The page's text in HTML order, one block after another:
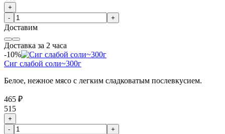
+
-
+
Доставим
Доставка за 2 часа
-10%
Сиг слабой соли~300г
Белое, нежное мясо с легким сладковатым послевкусием.
465 ₽
515
+
-
+